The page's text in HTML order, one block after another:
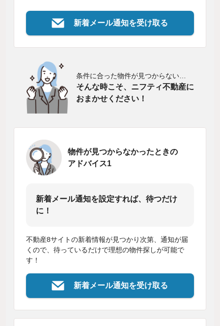
新着メール通知を受け取る
条件に合った物件が見つからない…
そんな時こそ、ニフティ不動産に
おまかせください！
物件が見つからなかったときの
アドバイス1
新着メール通知を設定すれば、待つだけ
に！
不動産8サイトの新着情報が見つかり次第、通知が届
くので、待っているだけで理想の物件探しが可能で
す！
新着メール通知を受け取る